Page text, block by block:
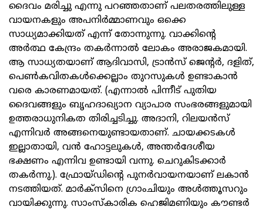
ദൈവം മരിച്ചു എന്നു പറഞ്ഞതാണ് പലതരത്തിലുള്ള
വായനകളും അപനിര്‍മ്മാണവും ഒക്കെ
സാധ്യമാക്കിയത് എന്ന് തോന്നുന്നു. വാക്കിന്റെ
അര്‍ത്ഥ കേന്ദ്രം തകര്‍ന്നാല്‍ ലോകം അരാജകമായി.
ആ സാധ്യതയാണ് ആദിവാസി, ട്രാന്‍സ് ജെന്റര്‍, ദളിത്,
പെണ്‍കവിതകള്‍ക്കെല്ലാം തുറസുകള്‍ ഉണ്ടാകാന്‍
വരെ കാരണമായത്. (എന്നാല്‍ പിന്നീട് പുതിയ
ദൈവങ്ങളും ബൃഹദാഖ്യാന വ്യാപാര സംഭരങ്ങളുമായി
ഉത്തരാധുനികത തിരിച്ചടിച്ചു. അദാനി, റിലയന്‍സ്
എന്നിവര്‍ അങ്ങനെയുണ്ടായതാണ്. ചായക്കടകള്‍
ഇല്ലാതായി, വന്‍ ഹോട്ടലുകള്‍, അന്തര്‍ദേശീയ
ഭക്ഷണം എന്നിവ ഉണ്ടായി വന്നു. ചെറുകിടക്കാര്‍
തകര്‍ന്നു.). ഫ്രോയ്ഡിന്റെ പുനര്‍വായനയാണ് ലകാന്‍
നടത്തിയത്. മാര്‍ക്‌സിനെ ഗ്രാംചിയും അള്‍ത്തൂസറും
വായിക്കുന്നു. സാംസ്‌കാരിക ഹെജിമണിയും കൗണ്ടര്‍